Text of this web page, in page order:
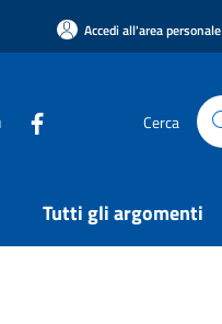
Accedi all'area personale
Cerca
Tutti gli argomenti